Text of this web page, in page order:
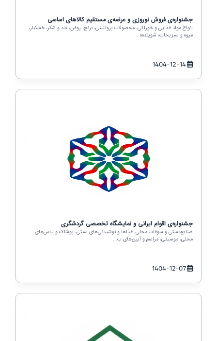
جشنواره‌ی فروش نوروزی و عرضه‌ی مستقیم کالاهای اساسی
انواع مواد غذایی و خوراکی، محصولات پروتئینی، برنج، روغن، قند و شکر، خشکبار،
میوه و سبزیجات، شوینده‌ه...
1404-12-14
جشنواره‌ی اقوام ایرانی و نمایشگاه تخصصی گردشگری
صنایع‌دستی و سوغات محلی، غذاها و نوشیدنی‌های سنتی، پوشاک و لباس‌های
محلی، موسیقی، مراسم و آیین‌های ب...
1404-12-07